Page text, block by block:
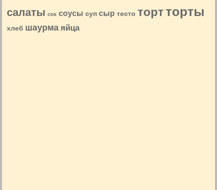
салаты сок соусы суп сыр тесто торт торты
хлеб шаурма яйца